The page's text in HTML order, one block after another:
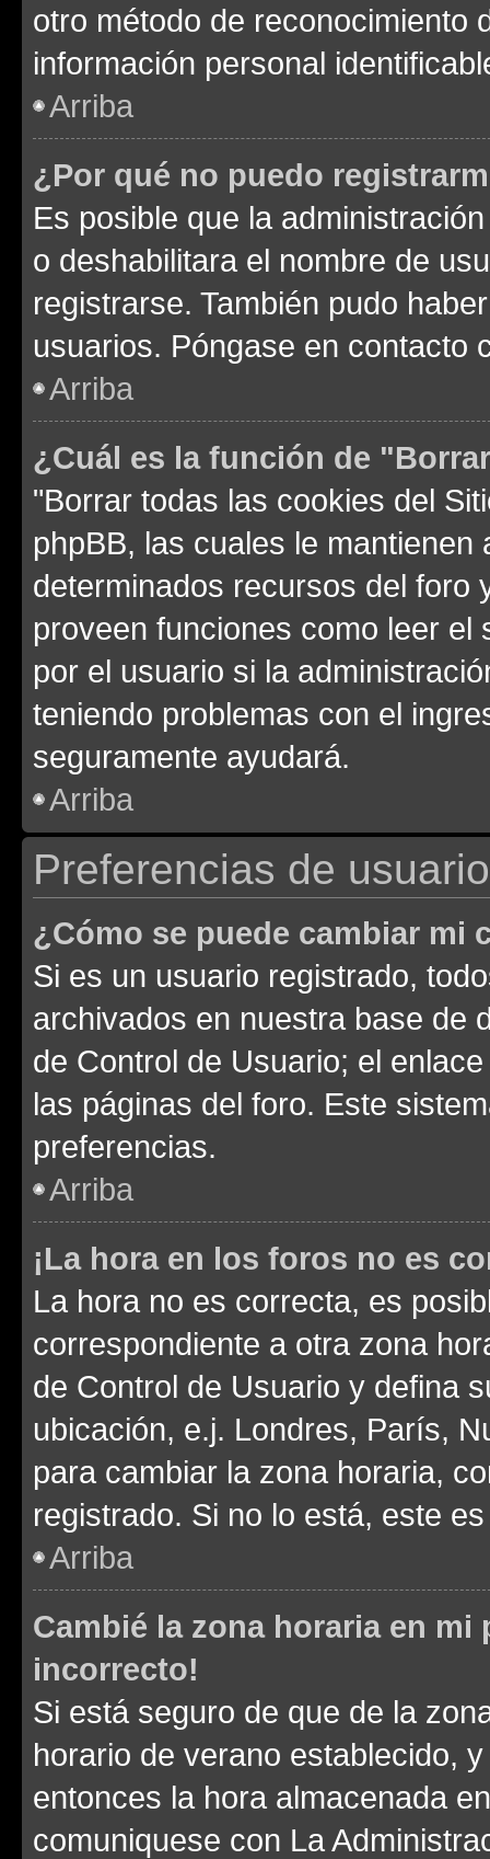
otro método de reconocimiento
información personal
Arriba
¿Por qué no puedo
Es posible que la
o deshabilitara el nombre de
registrarse. También pudo
usuarios. Póngase en contacto
Arriba
¿Cuál es la función de
"Borrar todas las cookies del
phpBB, las cuales le
determinados recursos del foro
proveen funciones como leer el
por el usuario si la
teniendo problemas con el
seguramente ayudará.
Arriba
Preferencias de
¿Cómo se puede cambiar mi
Si es un usuario registrado,
archivados en nuestra base de
de Control de Usuario; el
las páginas del foro. Este
preferencias.
Arriba
¡La hora en los foros no es
La hora no es correcta, es
correspondiente a otra zona
de Control de Usuario y defina
ubicación, e.j. Londres, París,
para cambiar la zona horaria,
registrado. Si no lo está, este
Arriba
Cambié la zona horaria en
incorrecto!
Si está seguro de que de la
horario de verano establecido,
entonces la hora almacenada
comuniquese con La